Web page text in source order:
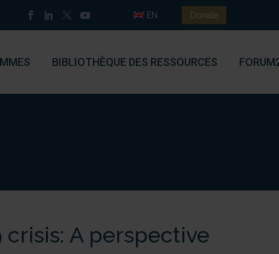
EN Donate
BIBLIOTHÈQUE DES RESSOURCES
crisis: A perspective